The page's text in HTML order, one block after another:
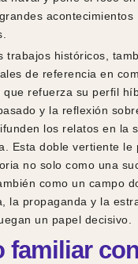
acontecimientos
trabajos históricos,
de referencia en
que refuerza su perfil
y la reflexión
los relatos en la
Esta doble vertiente le
no solo como una
como un campo
la propaganda y la
un papel decisivo.
familiar